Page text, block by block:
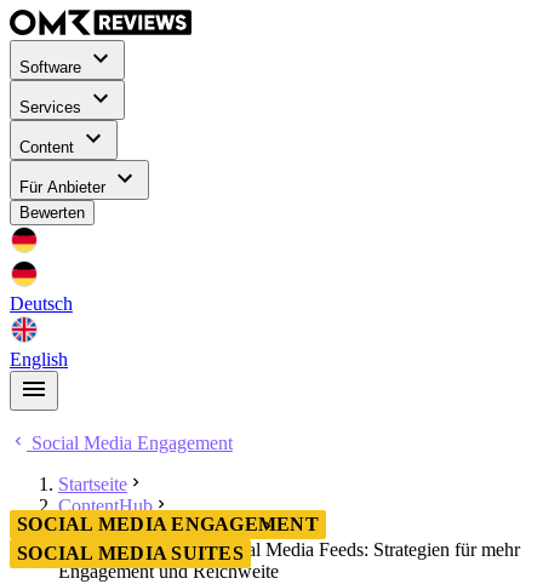
Software
Services
Content
Für Anbieter
Bewerten
Deutsch
English
Social Media Engagement
Startseite
ContentHub
Social Media Engagement
Optimierung deines Social Media Feeds: Strategien für mehr
Engagement und Reichweite
SOCIAL MEDIA ENGAGEMENT
SOCIAL MEDIA SUITES